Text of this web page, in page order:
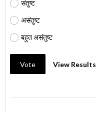
संतुष्ट
असंतुष्ट
बहुत असंतुष्ट
Vote View Results